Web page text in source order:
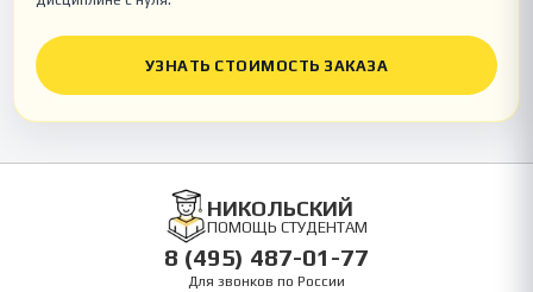
УЗНАТЬ СТОИМОСТЬ ЗАКАЗА
НИКОЛЬСКИЙ
ПОМОЩЬ СТУДЕНТАМ
8 (495) 487-01-77
Для звонков по России